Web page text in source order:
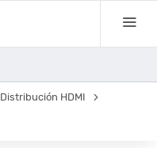
Distribución HDMI